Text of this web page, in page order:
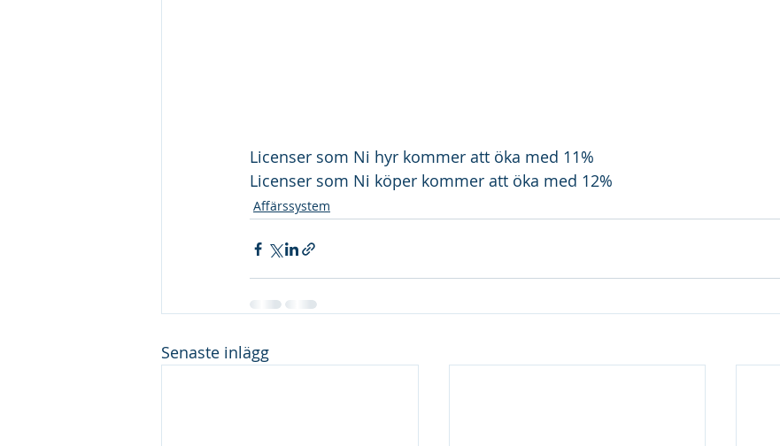
Licenser som Ni hyr kommer att öka med 11%
Licenser som Ni köper kommer att öka med 12%
Affärssystem
Senaste inlägg